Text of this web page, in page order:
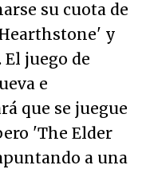
su cuota de
y
juego de
e
que se juegue
'The Elder
a una